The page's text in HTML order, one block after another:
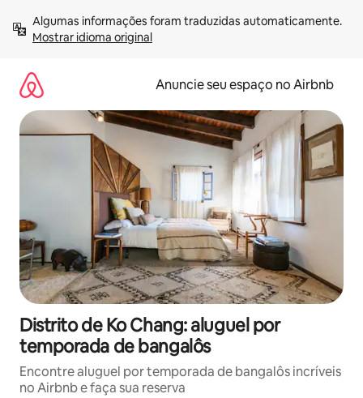
para
Mostrar idioma original
Anuncie seu espaço no Airbnb
Distrito de Ko Chang: aluguel por
temporada de bangalôs
Encontre aluguel por temporada de bangalôs incríveis
no Airbnb e faça sua reserva